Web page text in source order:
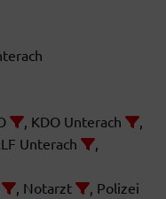
, KDO Unterach
,
Unterach
,
, Notarzt
, Polizei